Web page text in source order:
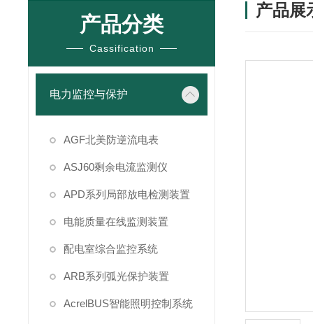
产品分类
Cassification
电力监控与保护
AGF北美防逆流电表
ASJ60剩余电流监测仪
APD系列局部放电检测装置
电能质量在线监测装置
配电室综合监控系统
ARB系列弧光保护装置
AcrelBUS智能照明控制系统
产品展